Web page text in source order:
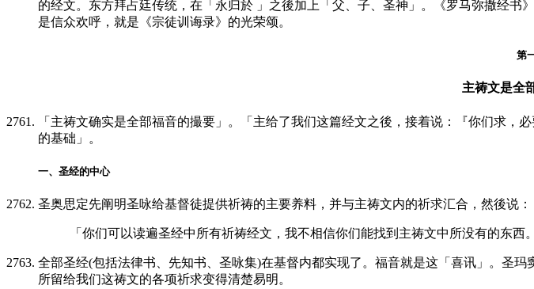
的经文。东方拜占廷传统，在「永归於 」之後加上「父、子、圣神」。《罗马弥撒经
是信众欢呼，就是《宗徒训诲录》的光荣颂。
第
主祷文是全
「主祷文确实是全部福音的撮要」。「主给了我们这篇经文之後，接着说：『你们求
的基础」。
一、圣经的中心
圣奥思定先阐明圣咏给基督徒提供祈祷的主要养料，并与主祷文内的祈求汇合，然後说：
「你们可以读遍圣经中所有祈祷经文，我不相信你们能找到主祷文中所没有的东西。
全部圣经(包括法律书、先知书、圣咏集)在基督内都实现了。福音就是这「喜讯」。圣
所留给我们这祷文的各项祈求变得清楚易明。